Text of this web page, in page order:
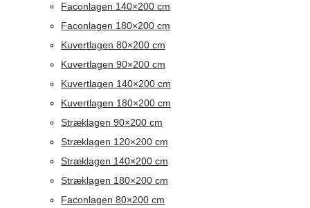
Faconlagen 140×200 cm
Faconlagen 180×200 cm
Kuvertlagen 80×200 cm
Kuvertlagen 90×200 cm
Kuvertlagen 140×200 cm
Kuvertlagen 180×200 cm
Stræklagen 90×200 cm
Stræklagen 120×200 cm
Stræklagen 140×200 cm
Stræklagen 180×200 cm
Faconlagen 80×200 cm